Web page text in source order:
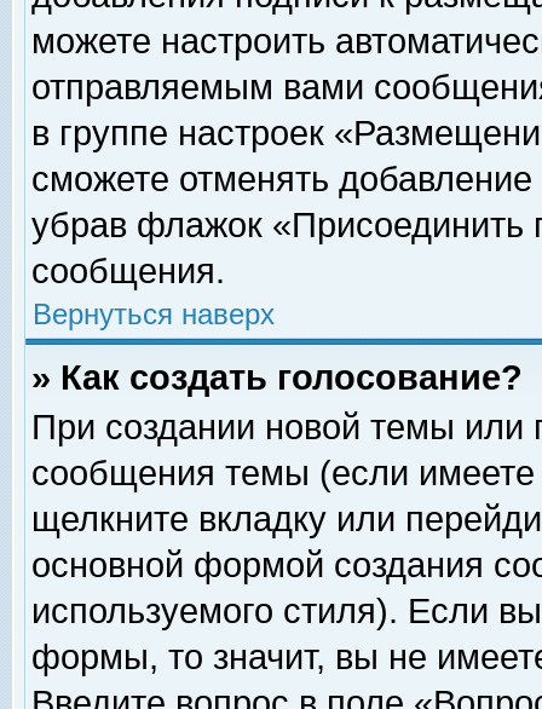
можете настроить
отправляемым вами
в группе настроек
сможете отменять
убрав флажок «Присоединить
сообщения.
Вернуться наверх
» Как создать голосование?
При создании новой темы или
сообщения темы (если
щелкните вкладку или
основной формой создания
используемого стиля). Если
формы, то значит, вы не